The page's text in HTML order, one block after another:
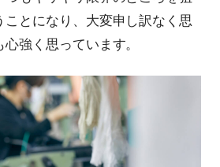
ことになり、大変申し訳なく思
強く思っています。